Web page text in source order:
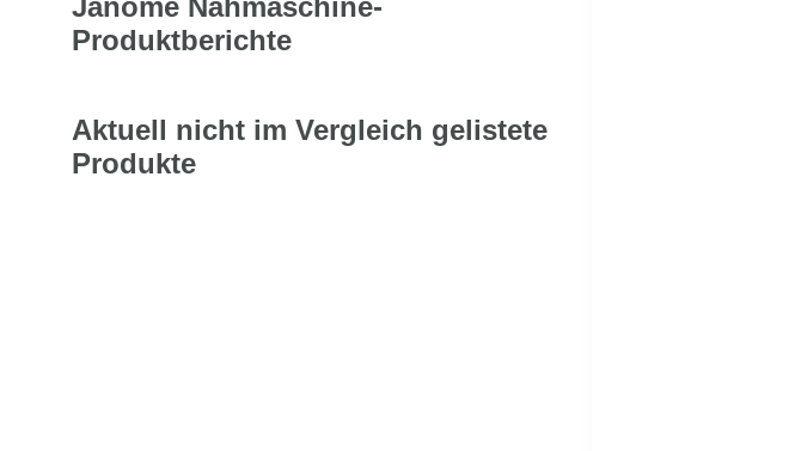
Janome Nähmaschine-
Produktberichte
Aktuell nicht im Vergleich gelistete
Produkte